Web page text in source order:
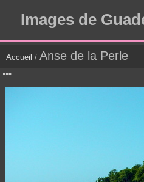
Images de
Accueil / Anse de la Perle